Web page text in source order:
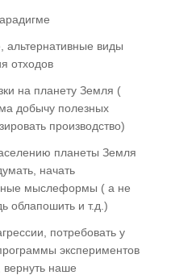
виды
отходов
на планету Земля (
добычу полезных
производство)
планеты Земля
начать
мыслеформы ( а не
облапошить и т.д.)
потребовать у
экспериментов
наше